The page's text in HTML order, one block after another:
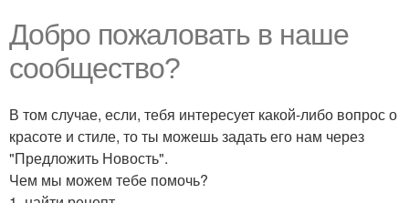
Добро пожаловать в наше
сообщество?
В том случае, если, тебя интересует какой-либо вопрос о
красоте и стиле, то ты можешь задать его нам через
"Предложить Новость".
Чем мы можем тебе помочь?